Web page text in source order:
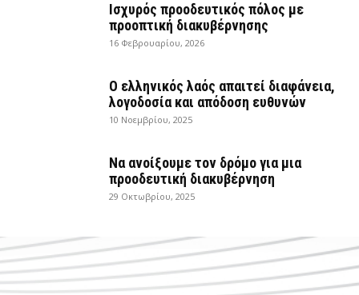
Ισχυρός προοδευτικός πόλος με
προοπτική διακυβέρνησης
16 Φεβρουαρίου, 2026
Ο ελληνικός λαός απαιτεί διαφάνεια,
λογοδοσία και απόδοση ευθυνών
10 Νοεμβρίου, 2025
Να ανοίξουμε τον δρόμο για μια
προοδευτική διακυβέρνηση
29 Οκτωβρίου, 2025